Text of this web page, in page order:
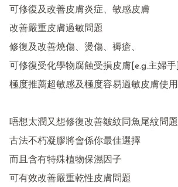
可修復及改善皮膚炎症、敏感皮膚
改善嚴重皮膚過敏問題
修復及改善燒傷、燙傷、褥瘡、
可修復受化學物腐蝕受損皮膚[e.g.主婦手]
極度推薦超敏感及極度容易過敏皮膚使用
唔想太潤又想修復改善皺紋同魚尾紋問題
古法不朽凝膠將會係你最佳選擇
而且含有特殊植物保濕因子
可有效改善嚴重乾性皮膚問題